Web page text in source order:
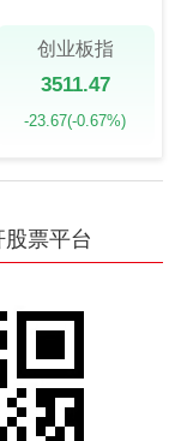
创业板指
3511.47
-23.67(-0.67%)
票平台